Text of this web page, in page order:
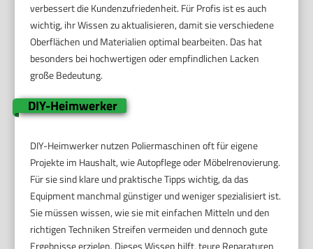
verbessert die Kundenzufriedenheit. Für Profis ist es auch
wichtig, ihr Wissen zu aktualisieren, damit sie verschiedene
Oberflächen und Materialien optimal bearbeiten. Das hat
besonders bei hochwertigen oder empfindlichen Lacken
große Bedeutung.
DIY-Heimwerker
DIY-Heimwerker nutzen Poliermaschinen oft für eigene
Projekte im Haushalt, wie Autopflege oder Möbelrenovierung.
Für sie sind klare und praktische Tipps wichtig, da das
Equipment manchmal günstiger und weniger spezialisiert ist.
Sie müssen wissen, wie sie mit einfachen Mitteln und den
richtigen Techniken Streifen vermeiden und dennoch gute
Ergebnisse erzielen. Dieses Wissen hilft, teure Reparaturen